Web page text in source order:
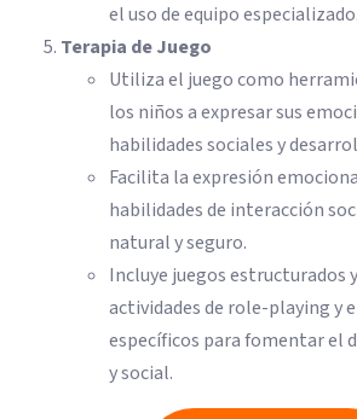
el uso de equipo especializado.
Terapia de Juego
Utiliza el juego como
los niños a expresar sus
habilidades sociales y
Facilita la expresión
habilidades de interacción
natural y seguro.
Incluye juegos estructurados
actividades de role-playing y
específicos para fomentar el
y social.